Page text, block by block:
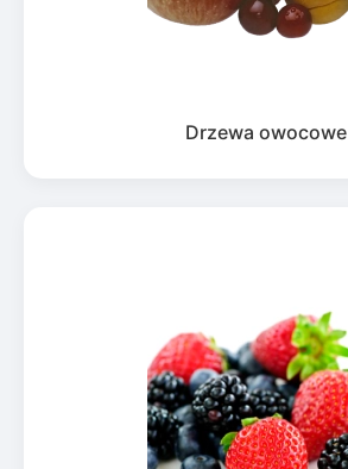
Drzewa owocowe